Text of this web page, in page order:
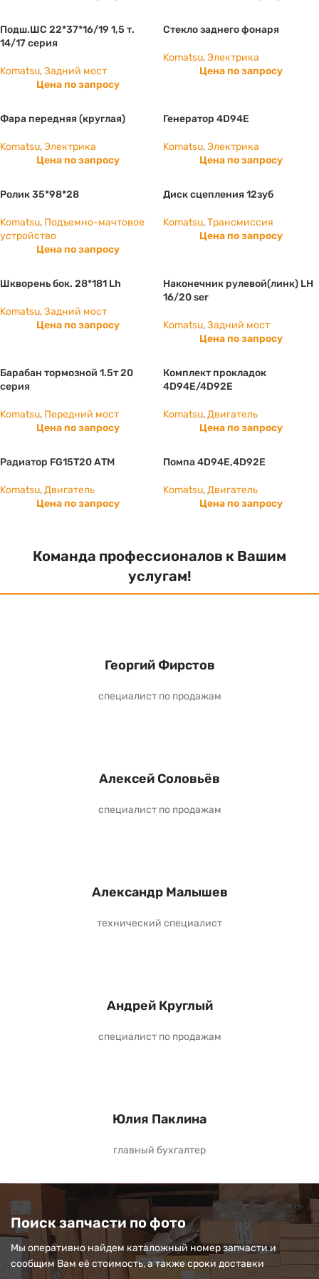
Подш.ШС 22*37*16/19 1,5 т.
14/17 серия
Komatsu,Задний мост
Цена по запросу
Стекло заднего фонаря
Komatsu,Электрика
Цена по запросу
Фара передняя (круглая)
Komatsu,Электрика
Цена по запросу
Генератор 4D94E
Komatsu,Электрика
Цена по запросу
Ролик 35*98*28
Komatsu, Подъемно-мачтовое
устройство
Цена по запросу
Диск сцепления 12зуб
Komatsu,Трансмиссия
Цена по запросу
Шкворень бок. 28*181 Lh
Komatsu,Задний мост
Цена по запросу
Наконечник рулевой(линк) LH
16/20 ser
Komatsu,Задний мост
Цена по запросу
Барабан тормозной 1.5т 20
серия
Komatsu, Передний мост
Цена по запросу
Комплект прокладок
4D94E/4D92E
Komatsu,Двигатель
Цена по запросу
Радиатор FG15T20 АТМ
Komatsu,Двигатель
Цена по запросу
Помпа 4D94E,4D92E
Komatsu,Двигатель
Цена по запросу
Команда профессионалов к Вашим
услугам!
Георгий Фирстов
специалист по продажам
Алексей Соловьёв
специалист по продажам
Александр Малышев
технический специалист
Андрей Круглый
специалист по продажам
Юлия Паклина
главный бухгалтер
Поиск запчасти по фото
Мы оперативно найдем каталожный номер запчасти и
сообщим Вам её стоимость, а также сроки доставки